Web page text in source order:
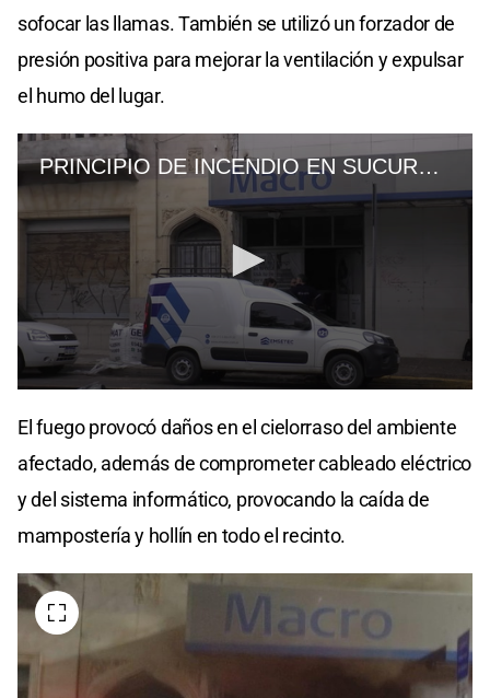
sofocar las llamas. También se utilizó un forzador de
presión positiva para mejorar la ventilación y expulsar
el humo del lugar.
El fuego provocó daños en el cielorraso del ambiente
afectado, además de comprometer cableado eléctrico
y del sistema informático, provocando la caída de
mampostería y hollín en todo el recinto.